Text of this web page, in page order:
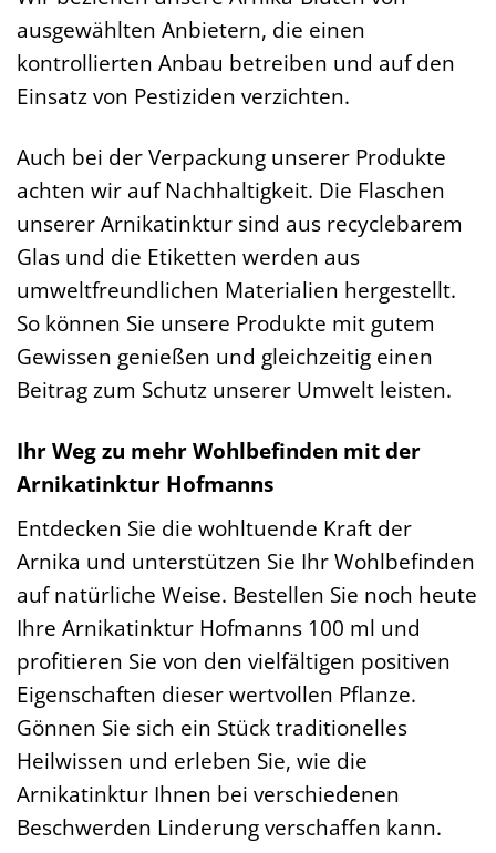
ausgewählten Anbietern, die einen
kontrollierten Anbau betreiben und auf den
Einsatz von Pestiziden verzichten.
Auch bei der Verpackung unserer Produkte
achten wir auf Nachhaltigkeit. Die Flaschen
unserer Arnikatinktur sind aus recyclebarem
Glas und die Etiketten werden aus
umweltfreundlichen Materialien hergestellt.
So können Sie unsere Produkte mit gutem
Gewissen genießen und gleichzeitig einen
Beitrag zum Schutz unserer Umwelt leisten.
Ihr Weg zu mehr Wohlbefinden mit der
Arnikatinktur Hofmanns
Entdecken Sie die wohltuende Kraft der
Arnika und unterstützen Sie Ihr Wohlbefinden
auf natürliche Weise. Bestellen Sie noch heute
Ihre Arnikatinktur Hofmanns 100 ml und
profitieren Sie von den vielfältigen positiven
Eigenschaften dieser wertvollen Pflanze.
Gönnen Sie sich ein Stück traditionelles
Heilwissen und erleben Sie, wie die
Arnikatinktur Ihnen bei verschiedenen
Beschwerden Linderung verschaffen kann.